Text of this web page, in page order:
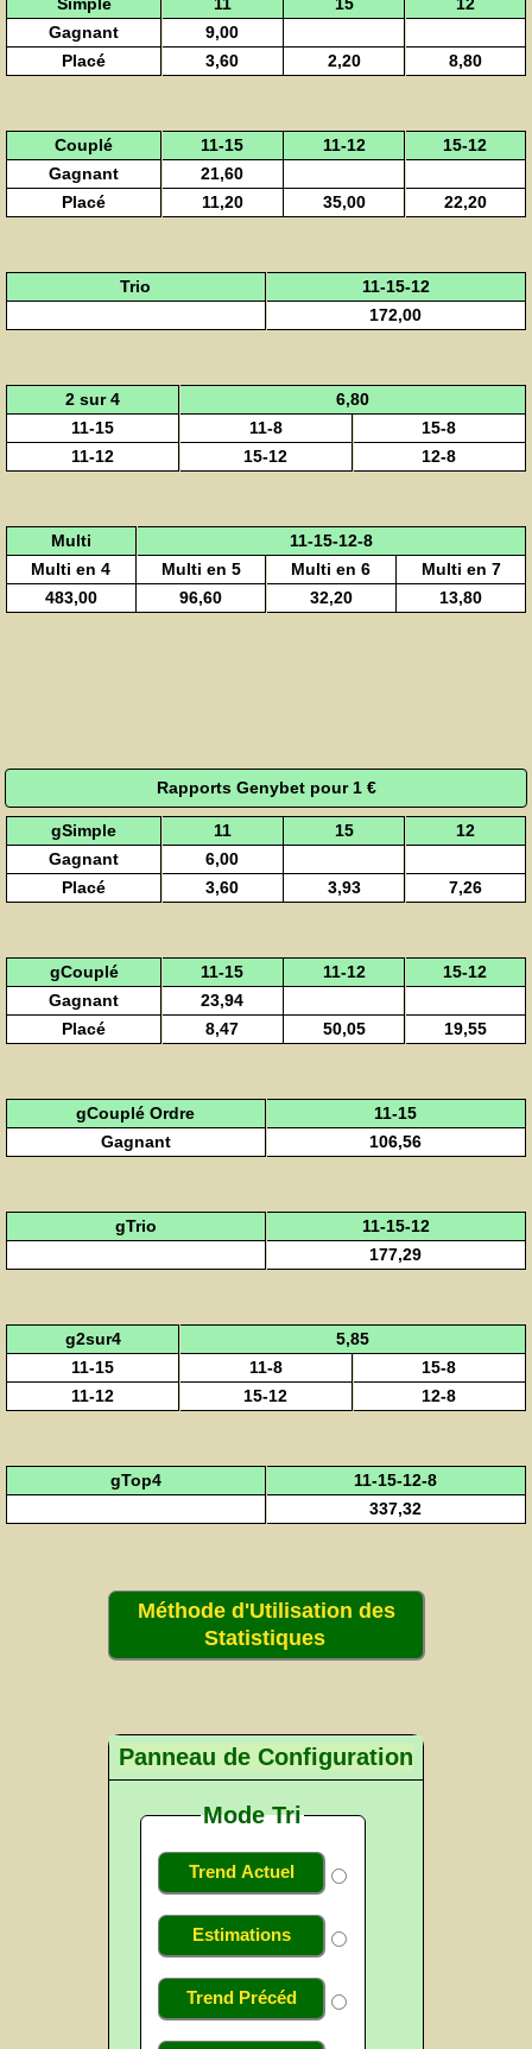
Gagnant
9,00
Placé
3,60 2,20 8,80
Couplé 11-15 11-12
15-12
Gagnant
21,60
Placé
11,20 35,00 22,20
Trio
11-15-12
172,00
2 sur 4
6,80
11-15
11-8
15-8
11-12
15-12 12-8
Multi
11-15-12-8
Multi en 4
Multi en 5 Multi en 6
Multi en 7
483,00
96,60 32,20 13,80
Rapports Genybet pour 1 €
gSimple 11 15
12
Gagnant
6,00
Placé
3,60 3,93 7,26
gCouplé 11-15 11-12
15-12
Gagnant
23,94
Placé
8,47 50,05 19,55
gCouplé Ordre
11-15
Gagnant
106,56
gTrio
11-15-12
177,29
g2sur4
5,85
11-15
11-8
15-8
11-12
15-12 12-8
gTop4
11-15-12-8
337,32
Méthode d'Utilisation des
Statistiques
Panneau de Configuration
Mode Tri
Trend Actuel
Estimations
Trend Précéd